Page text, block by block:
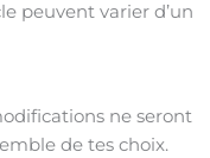
peuvent varier d’un
ne seront
de tes choix.